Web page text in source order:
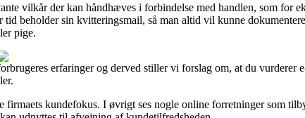
vilkår der kan håndhæves i forbindelse med handlen, som for
beholder sin kvitteringsmail, så man altid vil kunne
pige.
erfaringer og derved stiller vi forslag om, at du vurderer
kundefokus. I øvrigt ses nogle online forretninger som